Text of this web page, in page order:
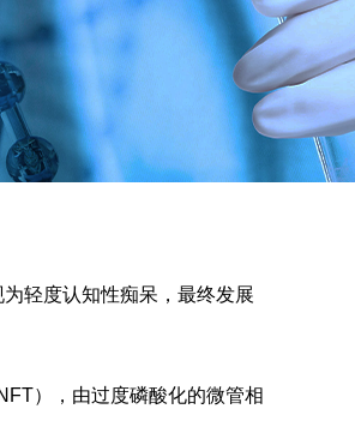
轻度认知性痴呆，最终发展
），由过度磷酸化的微管相